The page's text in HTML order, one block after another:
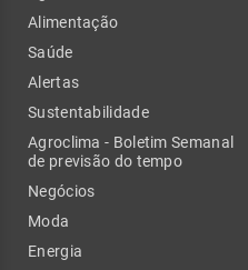
Alimentação
Saúde
Alertas
Sustentabilidade
Agroclima - Boletim Semanal
de previsão do tempo
Negócios
Moda
Energia